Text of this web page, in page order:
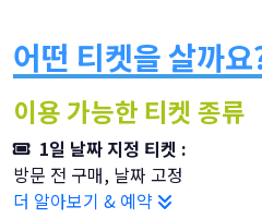
어떤 티켓을 살까요
이용 가능한 티켓 종류
1일 날짜 지정 티켓 :
방문 전 구매, 날짜 고정
더 알아보기 & 예약